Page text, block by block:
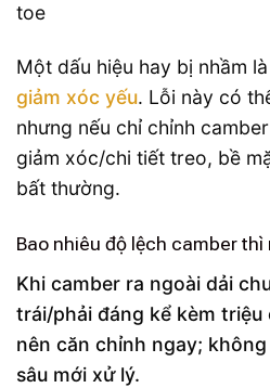
Một dấu hiệu hay bị nhầm là
giảm xóc yếu. Lỗi này có
nhưng nếu chỉ chỉnh
giảm xóc/chi tiết treo, bề
bất thường.
Bao nhiêu độ lệch camber
Khi camber ra ngoài dải
trái/phải đáng kể kèm
nên căn chỉnh ngay;
sâu mới xử lý.